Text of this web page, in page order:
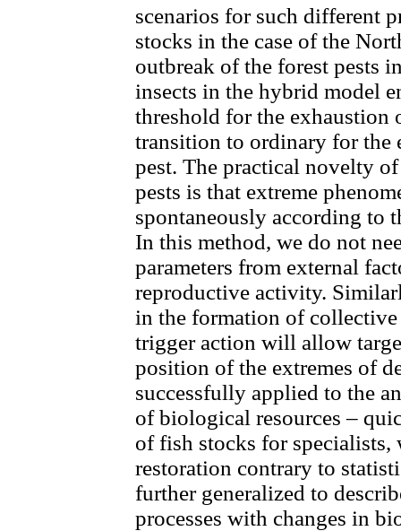
scenarios for such different
stocks in the case of the
outbreak of the forest pests
insects in the hybrid model
threshold for the exhaustion
transition to ordinary for the
pest. The practical novelty
pests is that extreme
spontaneously according to
In this method, we do not
parameters from external
reproductive activity.
in the formation of
trigger action will allow
position of the extremes of
successfully applied to the
of biological resources –
of fish stocks for
restoration contrary to
further generalized to
processes with changes in